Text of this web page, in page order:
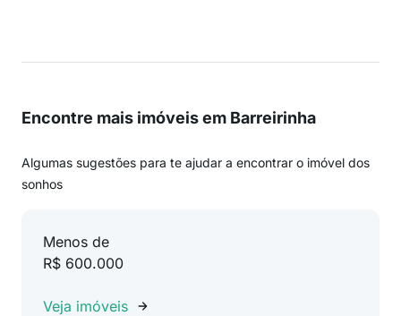
Encontre mais imóveis em Barreirinha
Algumas sugestões para te ajudar a encontrar o imóvel dos
sonhos
Menos de
R$ 600.000
Veja imóveis